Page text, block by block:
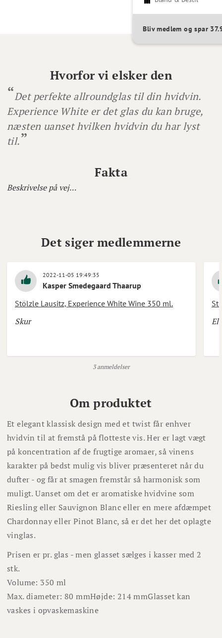
Bliv medlem og spar
Hvorfor vi elsker den
Det perfekte allroundglas til din hvidvin.
Experience White er det glas du kan bruge,
næsten uanset hvilken hvidvin du har lyst
til.
Beskrivelse på vej…
Fakta
Det siger medlemmerne
2022-11-05 19:49:35
Kasper Smedegaard Thaarup
Stölzle Lausitz, Experience White Wine 350 ml.
Skur
3 anmeldelser
Om produktet
Et elegant klassisk design med et twist får enhver
hvidvin til at fremstå på flotteste vis. Her er lagt vægt
på koncentration af de frugtige aromaer, så vinens
karakter på bedst mulig vis bliver præsenteret når du
dufter - og får at smagen fremstår så harmonisk som
muligt. Uanset om det er aromatiske hvidvine som
Riesling eller Sauvignon Blanc eller en mere afdæmpet
Chardonnay eller Pinot Blanc, så er det her det oplagte
vinglas.
Prisen er pr. glas - men glasset sælges i kasser med 2
stk.
Volume: 350 ml
Max. diameter: 80 mmHøjde: 214 mmGlasset kan
vaskes i opvaskemaskine